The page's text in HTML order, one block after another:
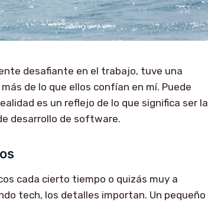
desafiante en el trabajo, tuve una
de lo que ellos confían en mí. Puede
es un reflejo de lo que significa ser la
desarrollo de software.
cada cierto tiempo o quizás muy a
tech, los detalles importan. Un pequeño